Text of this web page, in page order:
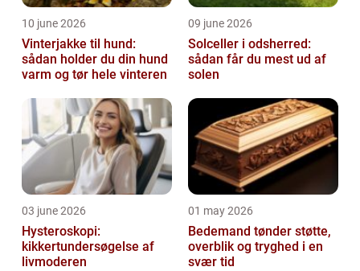
10 june 2026
Vinterjakke til hund:
sådan holder du din hund
varm og tør hele vinteren
09 june 2026
Solceller i odsherred:
sådan får du mest ud af
solen
03 june 2026
Hysteroskopi:
kikkertundersøgelse af
livmoderen
01 may 2026
Bedemand tønder støtte,
overblik og tryghed i en
svær tid